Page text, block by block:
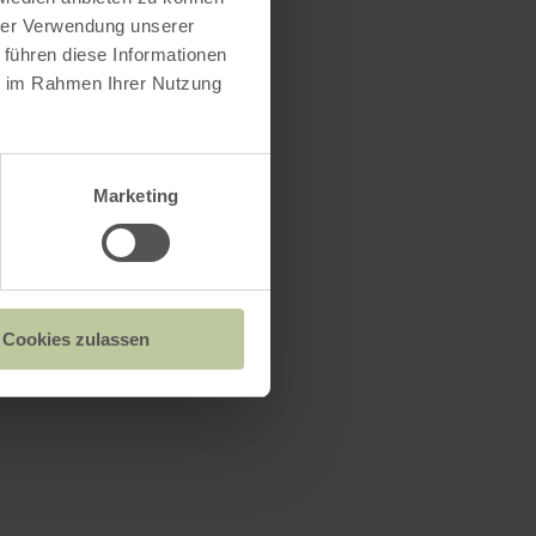
Verwendung unserer
diese Informationen
Rahmen Ihrer Nutzung
Marketing
Cookies zulassen